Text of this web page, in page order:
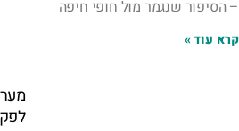
– הסיפור שנגמר מול חופי חיפה
קרא עוד »